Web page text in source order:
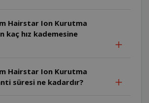
Hairstar Ion Kurutma
kaç hız kademesine
Hairstar Ion Kurutma
süresi ne kadardır?